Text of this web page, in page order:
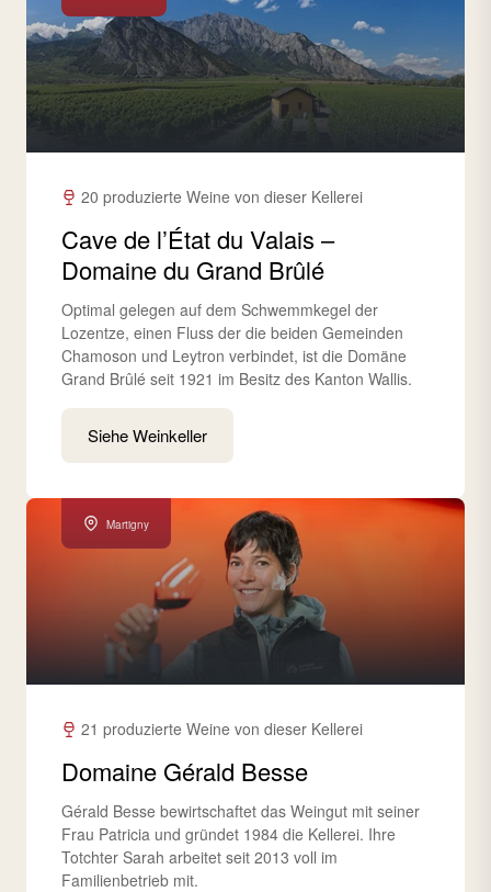
20 produzierte Weine von dieser Kellerei
Cave de l’État du Valais –
Domaine du Grand Brûlé
Optimal gelegen auf dem Schwemmkegel der
Lozentze, einen Fluss der die beiden Gemeinden
Chamoson und Leytron verbindet, ist die Domäne
Grand Brûlé seit 1921 im Besitz des Kanton Wallis.
Siehe Weinkeller
Martigny
21 produzierte Weine von dieser Kellerei
Domaine Gérald Besse
Gérald Besse bewirtschaftet das Weingut mit seiner
Frau Patricia und gründet 1984 die Kellerei. Ihre
Totchter Sarah arbeitet seit 2013 voll im
Familienbetrieb mit.